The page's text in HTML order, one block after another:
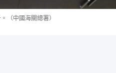
（中國海關總署）